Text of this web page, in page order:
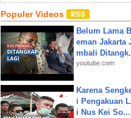
Populer Videos
Belum Lama
eman Jakarta
mbali
youtube.com
Karena
i Pengakuan
i Nus Kei So...